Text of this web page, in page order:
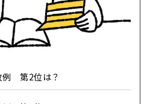
例 第2位は？